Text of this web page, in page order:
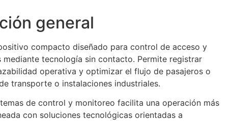
general
compacto diseñado para control de acceso y
mediante tecnología sin contacto. Permite registrar
operativa y optimizar el flujo de pasajeros o
transporte o instalaciones industriales.
de control y monitoreo facilita una operación más
con soluciones tecnológicas orientadas a